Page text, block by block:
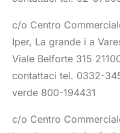
c/o Centro
Iper, La grande i a
Viale Belforte 315
contattaci tel. 0332-
verde 800-194431
c/o Centro